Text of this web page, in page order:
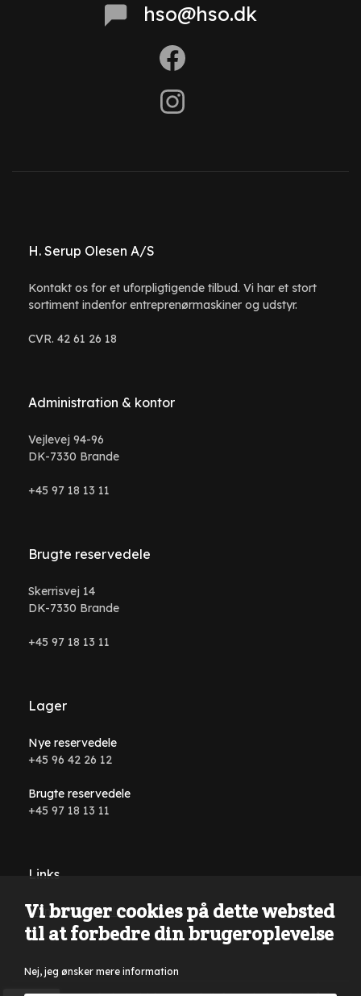
hso@hso.dk
H. Serup Olesen A/S
Kontakt os for et uforpligtigende tilbud. Vi har et stort
sortiment indenfor entreprenørmaskiner og udstyr.
CVR. 42 61 26 18
Administration & kontor
Vejlevej 94-96
DK-7330 Brande
+45 97 18 13 11
Brugte reservedele
Skerrisvej 14
DK-7330 Brande
+45 97 18 13 11
Lager
Nye reservedele
+45 96 42 26 12
Brugte reservedele
+45 97 18 13 11
Links
Handelsbetingelser
Vi bruger cookies på dette websted
til at forbedre din brugeroplevelse
Nej, jeg ønsker mere information